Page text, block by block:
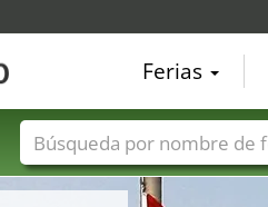
Ferias
Nombres de ferias